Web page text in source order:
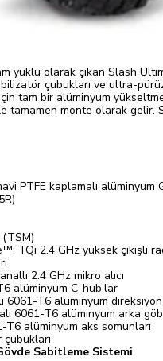
yüklü olarak çıkan Slash
çubukları ve ultra-
tam bir alüminyum
monte olarak gelir.
PTFE kaplamalı alüminyum
2.4 GHz yüksek çıkışlı
2.4 GHz mikro alıcı
alüminyum C-hub'lar
T6 alüminyum direksiyon
6061-T6 alüminyum arka
alüminyum aks somunları
Sabitleme Sistemi